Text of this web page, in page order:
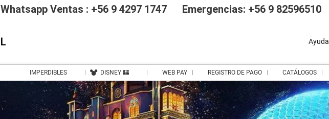
Whatsapp Ventas : +56 9 4297 1747 Emergencias: +56 9 82596510
Ayuda
IMPERDIBLES DISNEY 🏰 WEB PAY REGISTRO DE PAGO CATÁLOGOS